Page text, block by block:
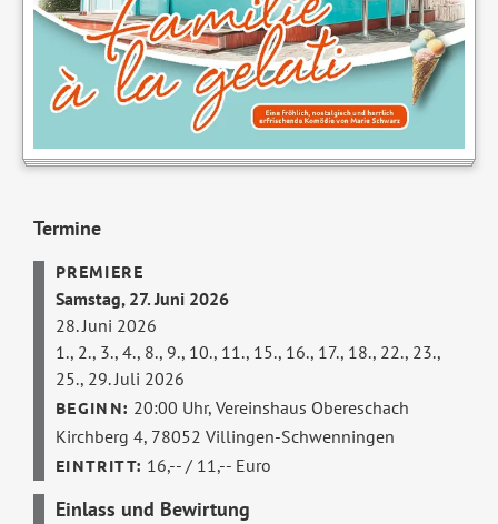
Termine
Samstag, 27. Juni 2026
28. Juni 2026
1., 2., 3., 4., 8., 9., 10., 11., 15., 16., 17., 18., 22., 23.,
25., 29. Juli 2026
20:00 Uhr,Vereinshaus Obereschach
Kirchberg 4, 78052 Villingen-Schwenningen
16,-- / 11,-- Euro
Einlass und Bewirtung